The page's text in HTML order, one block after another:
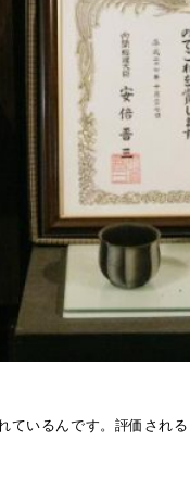
ているんです。評価される